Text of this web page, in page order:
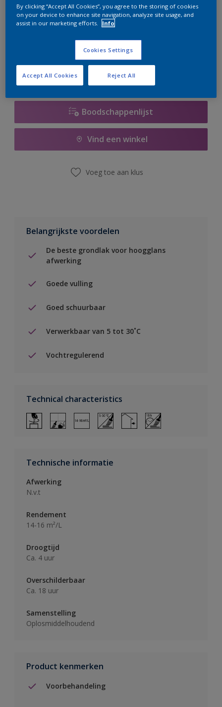
Op dit moment is het niet mogelijk dit product online
te bestellen. Houd de website in de gaten, we werken
er hard aan om de voorraad aan te vullen.
Boodschappenlijst
Vind een winkel
Voeg toe aan klus
Belangrijkste voordelen
De beste grondlak voor hoogglans
afwerking
Goede vulling
Goed schuurbaar
Verwerkbaar van 5 tot 30˚C
Vochtregulerend
Technical characteristics
Technische informatie
Afwerking
N.v.t
Rendement
14-16 m²/L
Droogtijd
Ca. 4 uur
Overschilderbaar
Ca. 18 uur
Samenstelling
Oplosmiddelhoudend
Product kenmerken
Voorbehandeling
By clicking “Accept All Cookies”, you agree to the storing of cookies
on your device to enhance site navigation, analyze site usage, and
assist in our marketing efforts.
Info
Cookies Settings
Reject All
Accept All Cookies